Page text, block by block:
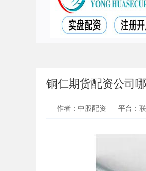
铜仁期货配资公司
作者：中股配资 平台：